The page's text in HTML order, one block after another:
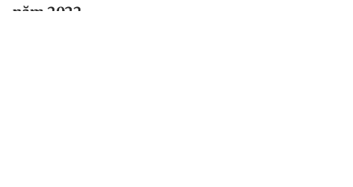
năm 2022